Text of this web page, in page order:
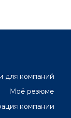
для компаний
Моё резюме
компании